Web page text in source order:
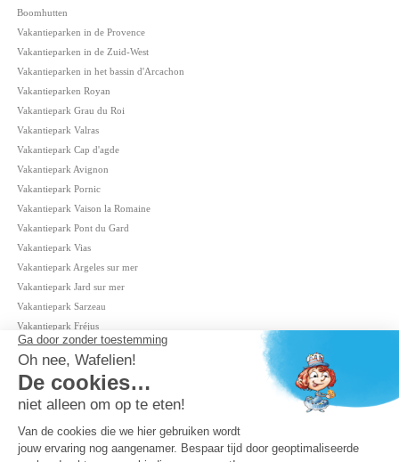
Boomhutten
Vakantieparken in de Provence
Vakantieparken in de Zuid-West
Vakantieparken in het bassin d'Arcachon
Vakantieparken Royan
Vakantiepark Grau du Roi
Vakantiepark Valras
Vakantiepark Cap d'agde
Vakantiepark Avignon
Vakantiepark Pornic
Vakantiepark Vaison la Romaine
Vakantiepark Pont du Gard
Vakantiepark Vias
Vakantiepark Argeles sur mer
Vakantiepark Jard sur mer
Vakantiepark Sarzeau
Vakantiepark Fréjus
Vakantieparken in de Camargue
Vakantiepark in de Cevennen
Campings aan zee
Campings aan zee Côte d'Azur
Camping aan een meer